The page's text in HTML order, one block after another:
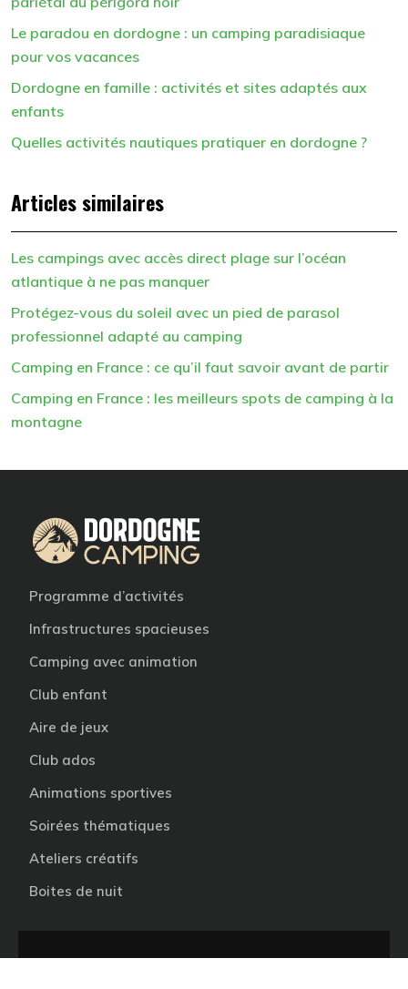
Le paradou en dordogne : un camping paradisiaque
pour vos vacances
Dordogne en famille : activités et sites adaptés aux
enfants
Quelles activités nautiques pratiquer en dordogne ?
Articles similaires
Les campings avec accès direct plage sur l’océan
atlantique à ne pas manquer
Protégez-vous du soleil avec un pied de parasol
professionnel adapté au camping
Camping en France : ce qu’il faut savoir avant de partir
Camping en France : les meilleurs spots de camping à la
montagne
Programme d’activités
Infrastructures spacieuses
Camping avec animation
Club enfant
Aire de jeux
Club ados
Animations sportives
Soirées thématiques
Ateliers créatifs
Boites de nuit